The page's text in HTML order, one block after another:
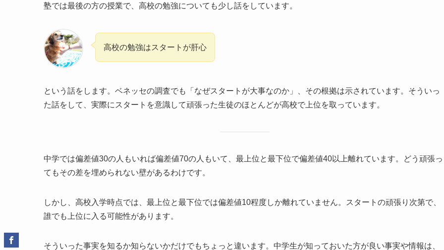
塾では最後の方の授業で、高校の勉強についても少し話をしています。
高校の勉強はスタートが肝心
という話をします。ベネッセの調査でも「なぜスタートが大事なのか」、その根拠は示されています。そういっ
た話をして、実際にスタートを意識して頑張った生徒のほとんどが高校で上位を取っています。
中学では偏差値30の人もいれば偏差値70の人もいて、最上位と最下位で偏差値40以上離れています。どう頑張っ
てもその差を埋められない壁があるわけです。
しかし、高校入学時点では、最上位と最下位では偏差値10程度しか離れていません。スタートの頑張り次第で、
誰でも上位に入る可能性があります。
そういった事実を知るか知らないかだけでもちょっと違います。中学生が知っておいた方が良い事実や情報は、